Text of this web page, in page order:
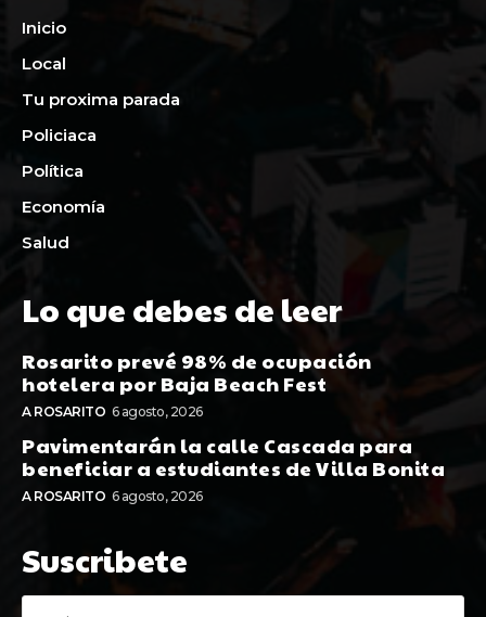
Inicio
Local
Tu proxima parada
Policiaca
Política
Economía
Salud
Lo que debes de leer
Rosarito prevé 98% de ocupación
hotelera por Baja Beach Fest
A ROSARITO 6 agosto, 2026
Pavimentarán la calle Cascada para
beneficiar a estudiantes de Villa Bonita
A ROSARITO 6 agosto, 2026
Suscribete